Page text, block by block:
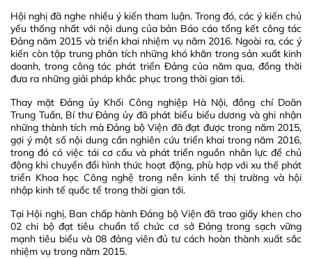
Hội nghị đã nghe nhiều ý kiến tham luận. Trong đó, các ý kiến chủ
yếu thống nhất với nội dung của bản Báo cáo tổng kết công tác
Đảng năm 2015 và triển khai nhiệm vụ năm 2016. Ngoài ra, các ý
kiến còn tập trung phân tích những khó khăn trong sản xuất kinh
doanh, trong công tác phát triển Đảng của năm qua, đồng thời
đưa ra những giải pháp khắc phục trong thời gian tới.
Thay mặt Đảng ủy Khối Công nghiệp Hà Nội, đồng chí Doãn
Trung Tuấn, Bí thư Đảng ủy đã phát biểu biểu dương và ghi nhận
những thành tích mà Đảng bộ Viện đã đạt được trong năm 2015,
gợi ý một số nội dung cần nghiên cứu triển khai trong năm 2016,
trong đó có việc tái cơ cấu và phát triển nguồn nhân lực để chủ
động khi chuyển đổi hình thức hoạt động, phù hợp với xu thế phát
triển Khoa học Công nghệ trong nền kinh tế thị trường và hội
nhập kinh tế quốc tế trong thời gian tới.
Tại Hội nghị, Ban chấp hành Đảng bộ Viện đã trao giấy khen cho
02 chi bộ đạt tiêu chuẩn tổ chức cơ sở Đảng trong sạch vững
mạnh tiêu biểu và 08 đảng viên đủ tư cách hoàn thành xuất sắc
nhiệm vụ trong năm 2015.